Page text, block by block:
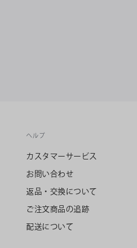
ヘルプ
カスタマーサービス
お問い合わせ
返品・交換について
ご注文商品の追跡
配送について